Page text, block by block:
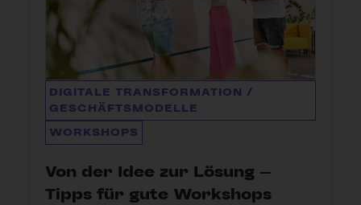
DIGITALE TRANSFORMATION /
GESCHÄFTSMODELLE
WORKSHOPS
Von der Idee zur Lösung –
Tipps für gute Workshops